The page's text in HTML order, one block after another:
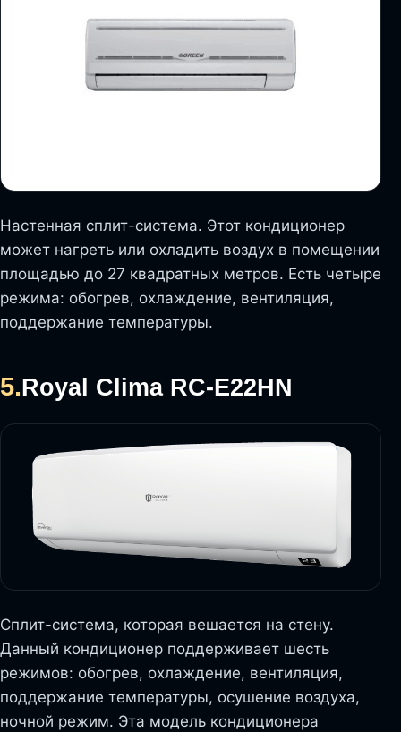
Настенная сплит-система. Этот кондиционер
может нагреть или охладить воздух в помещении
площадью до 27 квадратных метров. Есть четыре
режима: обогрев, охлаждение, вентиляция,
поддержание температуры.
5.Royal Clima RC-E22HN
Сплит-система, которая вешается на стену.
Данный кондиционер поддерживает шесть
режимов: обогрев, охлаждение, вентиляция,
поддержание температуры, осушение воздуха,
ночной режим. Эта модель кондиционера